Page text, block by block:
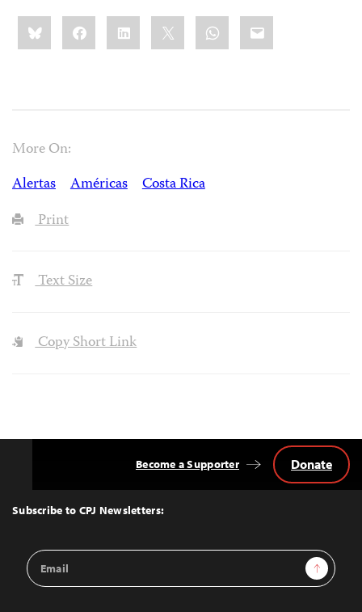
Share
this:BlueskyFacebookLinkedIn WhatsApp
Email
More On:
Alertas
Américas
Costa Rica
Print
Text Size
Copy Short Link
Top
Subscribe to CPJ Newsletters:
Email
Address
Sign Up
Become a Supporter Donate